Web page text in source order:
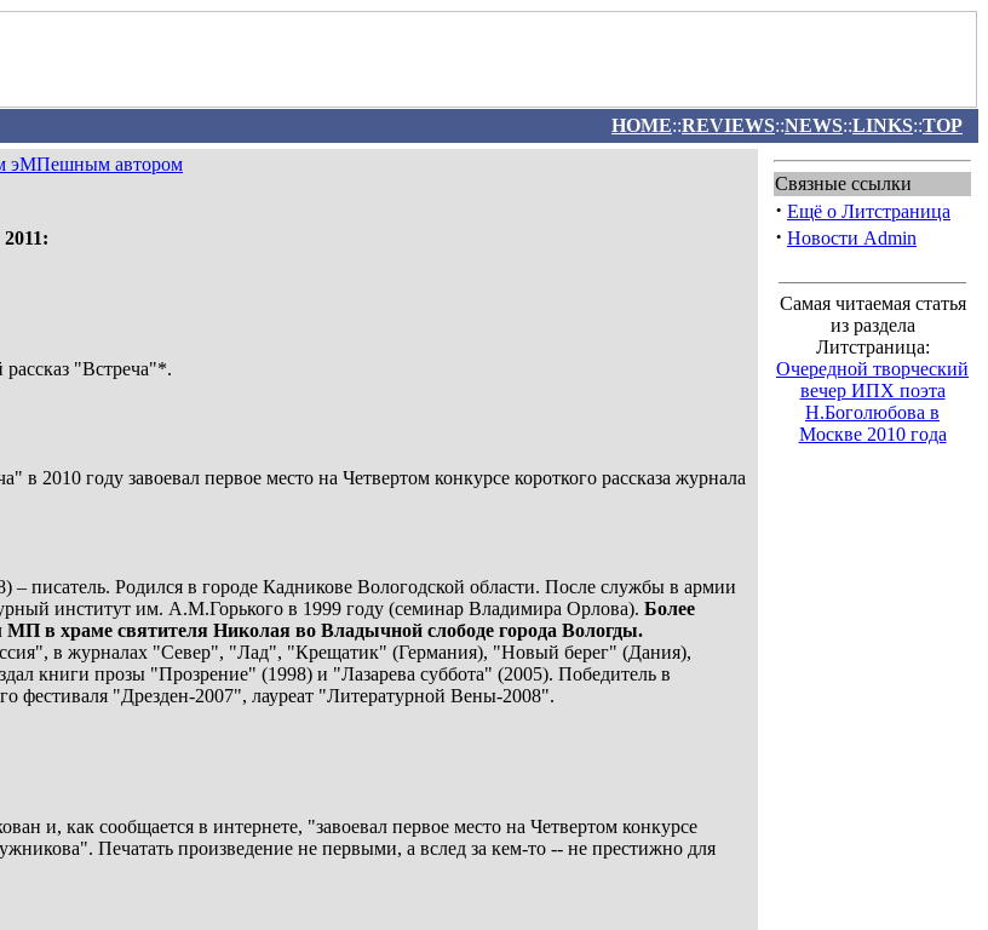
HOME::REVIEWS::NEWS::LINKS::TOP
эМПешным автором
"Встреча"*.
2010 году завоевал первое место на Четвертом конкурсе короткого рассказа журнала
– писатель. Родился в городе Кадникове Вологодской области. После службы в армии
институт им. А.М.Горького в 1999 году (семинар Владимира Орлова). Более
в храме святителя Николая во Владычной слободе города Вологды.
в журналах "Север", "Лад", "Крещатик" (Германия), "Новый берег" (Дания),
книги прозы "Прозрение" (1998) и "Лазарева суббота" (2005). Победитель в
фестиваля "Дрезден-2007", лауреат "Литературной Вены-2008".
и, как сообщается в интернете, "завоевал первое место на Четвертом конкурсе
Печатать произведение не первыми, а вслед за кем-то -- не престижно для
Связные ссылки
· Ещё о Литстраница
· Новости Admin
Самая читаемая статья
из раздела
Литстраница:
Очередной творческий
вечер ИПХ поэта
Н.Боголюбова в
Москве 2010 года